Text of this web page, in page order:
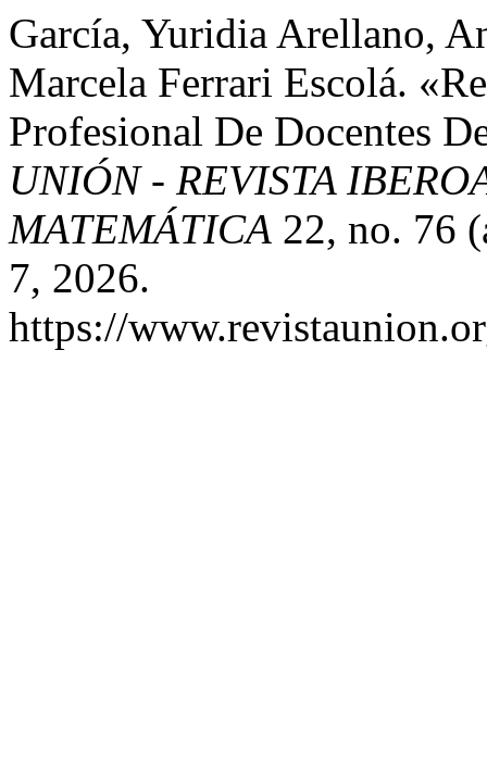
García, Yuridia Arellano,
Marcela Ferrari Escolá.
Profesional De Docentes
UNIÓN - REVISTA
MATEMÁTICA 22, no. 76
7, 2026.
https://